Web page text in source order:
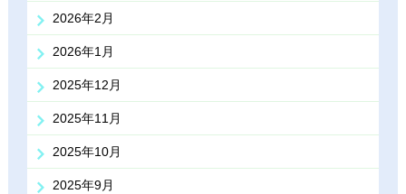
2026年2月
2026年1月
2025年12月
2025年11月
2025年10月
2025年9月